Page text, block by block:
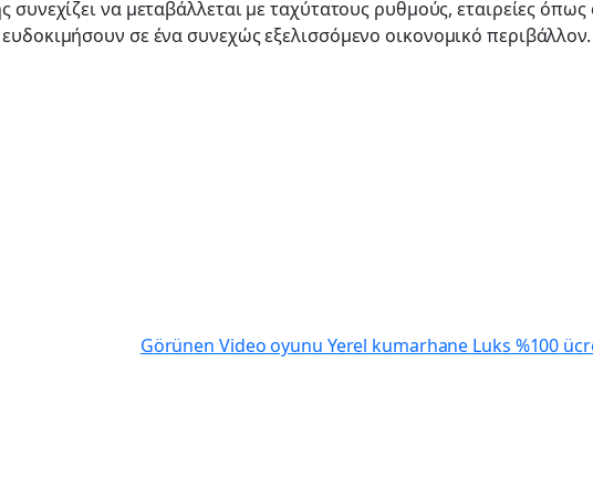
να μεταβάλλεται με ταχύτατους ρυθμούς, εταιρείες
σε ένα συνεχώς εξελισσόμενο οικονομικό περιβάλλον.
Görünen Video oyunu Yerel kumarhane Luks %100